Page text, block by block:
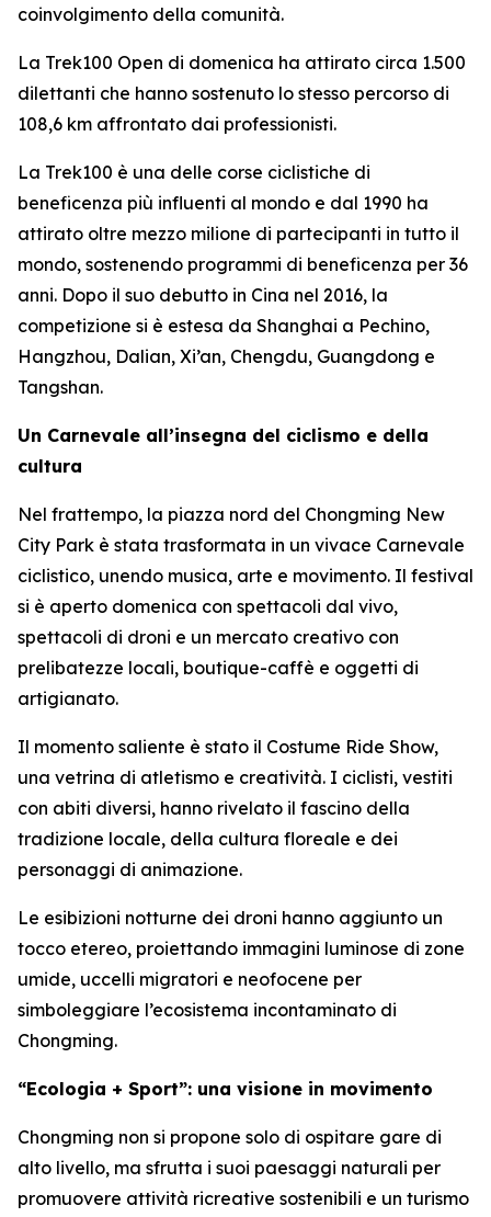
coinvolgimento della comunità.
La Trek100 Open di domenica ha attirato circa 1.500
dilettanti che hanno sostenuto lo stesso percorso di
108,6 km affrontato dai professionisti.
La Trek100 è una delle corse ciclistiche di
beneficenza più influenti al mondo e dal 1990 ha
attirato oltre mezzo milione di partecipanti in tutto il
mondo, sostenendo programmi di beneficenza per 36
anni. Dopo il suo debutto in Cina nel 2016, la
competizione si è estesa da Shanghai a Pechino,
Hangzhou, Dalian, Xi’an, Chengdu, Guangdong e
Tangshan.
Un Carnevale all’insegna del ciclismo e della
cultura
Nel frattempo, la piazza nord del Chongming New
City Park è stata trasformata in un vivace Carnevale
ciclistico, unendo musica, arte e movimento. Il festival
si è aperto domenica con spettacoli dal vivo,
spettacoli di droni e un mercato creativo con
prelibatezze locali, boutique-caffè e oggetti di
artigianato.
Il momento saliente è stato il Costume Ride Show,
una vetrina di atletismo e creatività. I ciclisti, vestiti
con abiti diversi, hanno rivelato il fascino della
tradizione locale, della cultura floreale e dei
personaggi di animazione.
Le esibizioni notturne dei droni hanno aggiunto un
tocco etereo, proiettando immagini luminose di zone
umide, uccelli migratori e neofocene per
simboleggiare l’ecosistema incontaminato di
Chongming.
“Ecologia + Sport”: una visione in movimento
Chongming non si propone solo di ospitare gare di
alto livello, ma sfrutta i suoi paesaggi naturali per
promuovere attività ricreative sostenibili e un turismo